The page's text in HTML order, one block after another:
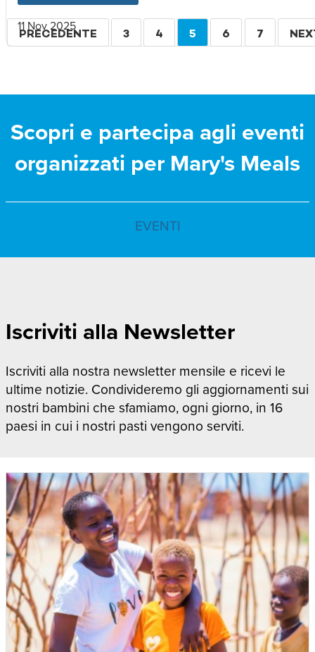
11 Nov 2025
Paginazione
PAGINA
PRECEDENTE PAGINA
3 PAGINA
4
PAGINA
5 PAGINA
6 PAGINA
7
Scopri e partecipa agli eventi
organizzati per Mary's Meals
EVENTI
Iscriviti alla Newsletter
Iscriviti alla nostra newsletter mensile e ricevi le
ultime notizie. Condivideremo gli aggiornamenti sui
nostri bambini che sfamiamo, ogni giorno, in 16
paesi in cui i nostri pasti vengono serviti.